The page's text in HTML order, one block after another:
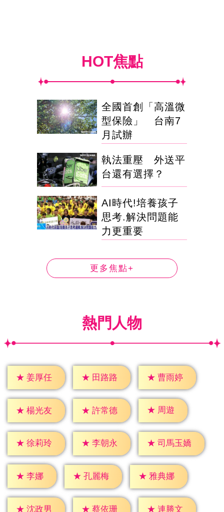
HOT焦點
全國首創「高溫微
型保險」 台南7
月試辦
執法重壓 外送平
台還有選擇？
AI時代!培養孩子
思考.解決問題能
力更重要
更多焦點+
熱門人物
★ 姜厚任 ★ 田路路 ★ 曹雨婷
★ 楊光友 ★ 許常德 ★ 周遊
★ 徐莉玲 ★ 李朝永 ★ 司馬玉嬌
★ 李娜 ★ 孔麗梅 ★ 雅典娜
★ 沈政男 ★ 蔡依珊 ★ 連勝文